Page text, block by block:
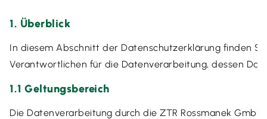
1. Überblick
In diesem Abschnitt der Datenschutzerklärung finden
Verantwortlichen für die Datenverarbeitung, dessen
1.1 Geltungsbereich
Die Datenverarbeitung durch die ZTR Rossmanek